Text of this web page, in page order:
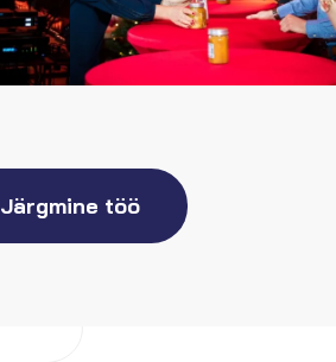
Järgmine töö